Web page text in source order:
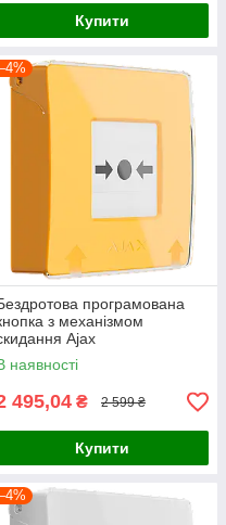
Купити
програмована
з механізмом
Ajax
Jeweller
наявності
495,04 ₴ 2 599 ₴
Купити